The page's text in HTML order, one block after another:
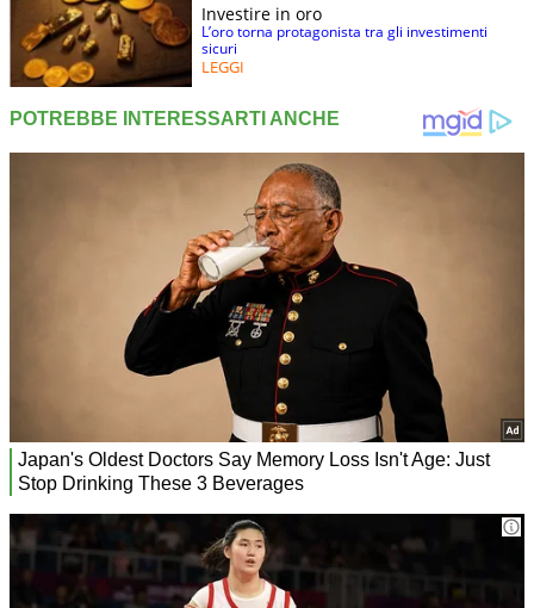
Investire in oro
L’oro torna protagonista tra gli investimenti
sicuri
LEGGI